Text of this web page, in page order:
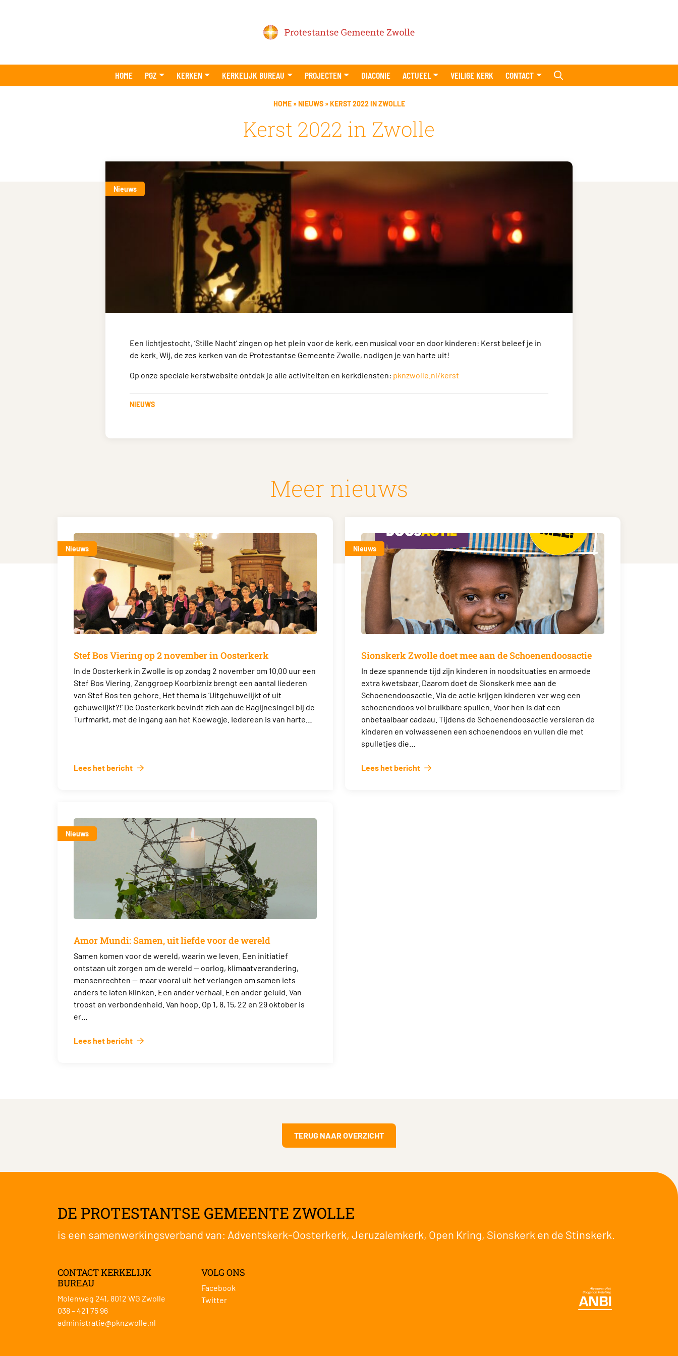
HOME PGZ KERKEN KERKELIJK BUREAU PROJECTEN DIACONIE ACTUEEL VEILIGE KERK CONTACT
HOME»NIEUWS»KERST 2022 IN ZWOLLE
Kerst 2022 in Zwolle
Nieuws
Een lichtjestocht, ‘Stille Nacht’ zingen op het plein voor de kerk, een musical voor en door kinderen: Kerst beleef je in
de kerk. Wij, de zes kerken van de Protestantse Gemeente Zwolle, nodigen je van harte uit!
Op onze speciale kerstwebsite ontdek je alle activiteiten en kerkdiensten: pknzwolle.nl/kerst
NIEUWS
Meer nieuws
Nieuws
Stef Bos Viering op 2 november in Oosterkerk
In de Oosterkerk in Zwolle is op zondag 2 november om 10.00 uur een
Stef Bos Viering. Zanggroep Koorbizniz brengt een aantal liederen
van Stef Bos ten gehore. Het thema is ‘Uitgehuwelijkt of uit
gehuwelijkt?!’ De Oosterkerk bevindt zich aan de Bagijnesingel bij de
Turfmarkt, met de ingang aan het Koewegje. Iedereen is van harte…
Lees het bericht
Nieuws
Sionskerk Zwolle doet mee aan de Schoenendoosactie
In deze spannende tijd zijn kinderen in noodsituaties en armoede
extra kwetsbaar. Daarom doet de Sionskerk mee aan de
Schoenendoosactie. Via de actie krijgen kinderen ver weg een
schoenendoos vol bruikbare spullen. Voor hen is dat een
onbetaalbaar cadeau. Tijdens de Schoenendoosactie versieren de
kinderen en volwassenen een schoenendoos en vullen die met
spulletjes die…
Lees het bericht
Nieuws
Amor Mundi: Samen, uit liefde voor de wereld
Samen komen voor de wereld, waarin we leven. Een initiatief
ontstaan uit zorgen om de wereld — oorlog, klimaatverandering,
mensenrechten — maar vooral uit het verlangen om samen iets
anders te laten klinken. Een ander verhaal. Een ander geluid. Van
troost en verbondenheid. Van hoop. Op 1, 8, 15, 22 en 29 oktober is
er…
Lees het bericht
TERUG NAAR OVERZICHT
DE PROTESTANTSE GEMEENTE ZWOLLE
is een samenwerkingsverband van: Adventskerk-Oosterkerk, Jeruzalemkerk, Open Kring, Sionskerk en de Stinskerk
CONTACT KERKELIJK
BUREAU
Molenweg 241, 8012 WG Zwolle
038 – 421 75 96
administratie@pknzwolle.nl
VOLG ONS
Facebook
Twitter